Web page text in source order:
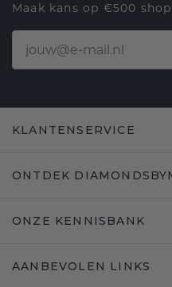
Maak kans op €500
KLANTENSERVICE
ONTDEK
ONZE KENNISBANK
AANBEVOLEN LINKS